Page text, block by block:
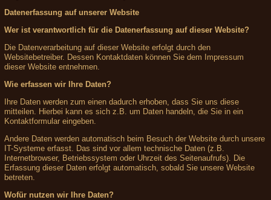
Datenerfassung auf unserer Website
Wer ist verantwortlich für die Datenerfassung auf dieser Website?
Die Datenverarbeitung auf dieser Website erfolgt durch den
Websitebetreiber. Dessen Kontaktdaten können Sie dem Impressum
dieser Website entnehmen.
Wie erfassen wir Ihre Daten?
Ihre Daten werden zum einen dadurch erhoben, dass Sie uns diese
mitteilen. Hierbei kann es sich z.B. um Daten handeln, die Sie in ein
Kontaktformular eingeben.
Andere Daten werden automatisch beim Besuch der Website durch unsere
IT-Systeme erfasst. Das sind vor allem technische Daten (z.B.
Internetbrowser, Betriebssystem oder Uhrzeit des Seitenaufrufs). Die
Erfassung dieser Daten erfolgt automatisch, sobald Sie unsere Website
betreten.
Wofür nutzen wir Ihre Daten?